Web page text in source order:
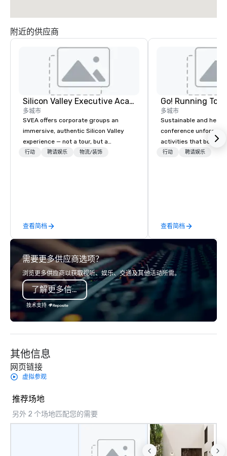
附近的供应商
Silicon Valley Executive Academy
多城市
SVEA offers corporate groups an
immersive, authentic Silicon Valley
experience — not a tour, but a
transformation. We design and
offsites. Whether your group wants to
think like a Silicon Valley founder,
explore the mindsets driving the
world's fastest-growing companies,
or walk away with a practical
innovation playbook, SVEA delivers
programming that is memorable,
substantive, and uniquely rooted in
the Valley. Ideal for groups of 10–200.
Fully customizable by industry,
seniority, and objectives.
行动 聘请娱乐 物流/装饰
查看简档
Go! Running
多城市
Sustainable and
conference
activities that boost
lower carbon
行动 聘请娱乐
查看简档
需要更多供应商选项？
浏览更多供应商以获取视听、娱乐、交通及其他活动所需。
了解更多信息
技术支持
其他信息
网页链接
虚拟参观
推荐场地
另外 2 个场地匹配您的需要